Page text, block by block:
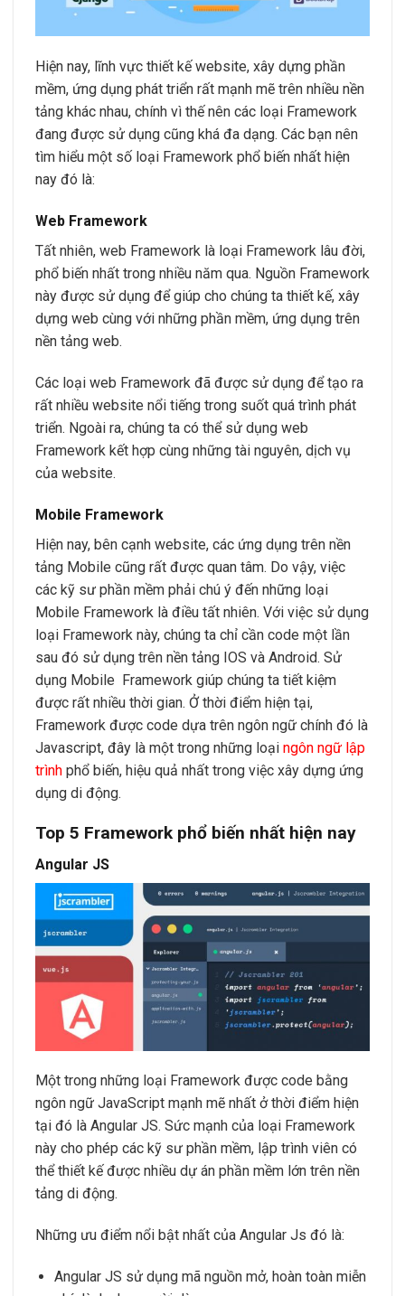
Hiện nay, lĩnh vực thiết kế website, xây dựng phần
mềm, ứng dụng phát triển rất mạnh mẽ trên nhiều nền
tảng khác nhau, chính vì thế nên các loại Framework
đang được sử dụng cũng khá đa dạng. Các bạn nên
tìm hiểu một số loại Framework phổ biến nhất hiện
nay đó là:
Web Framework
Tất nhiên, web Framework là loại Framework lâu đời,
phổ biến nhất trong nhiều năm qua. Nguồn Framework
này được sử dụng để giúp cho chúng ta thiết kế, xây
dựng web cùng với những phần mềm, ứng dụng trên
nền tảng web.
Các loại web Framework đã được sử dụng để tạo ra
rất nhiều website nổi tiếng trong suốt quá trình phát
triển. Ngoài ra, chúng ta có thể sử dụng web
Framework kết hợp cùng những tài nguyên, dịch vụ
của website.
Mobile Framework
Hiện nay, bên cạnh website, các ứng dụng trên nền
tảng Mobile cũng rất được quan tâm. Do vậy, việc
các kỹ sư phần mềm phải chú ý đến những loại
Mobile Framework là điều tất nhiên. Với việc sử dụng
loại Framework này, chúng ta chỉ cần code một lần
sau đó sử dụng trên nền tảng IOS và Android. Sử
dụng Mobile Framework giúp chúng ta tiết kiệm
được rất nhiều thời gian. Ở thời điểm hiện tại,
Framework được code dựa trên ngôn ngữ chính đó là
Javascript, đây là một trong những loại ngôn ngữ lập
trình phổ biến, hiệu quả nhất trong việc xây dựng ứng
dụng di động.
Top 5 Framework phổ biến nhất hiện nay
Angular JS
Một trong những loại Framework được code bằng
ngôn ngữ JavaScript mạnh mẽ nhất ở thời điểm hiện
tại đó là Angular JS. Sức mạnh của loại Framework
này cho phép các kỹ sư phần mềm, lập trình viên có
thể thiết kế được nhiều dự án phần mềm lớn trên nền
tảng di động.
Những ưu điểm nổi bật nhất của Angular Js đó là:
Angular JS sử dụng mã nguồn mở, hoàn toàn miễn